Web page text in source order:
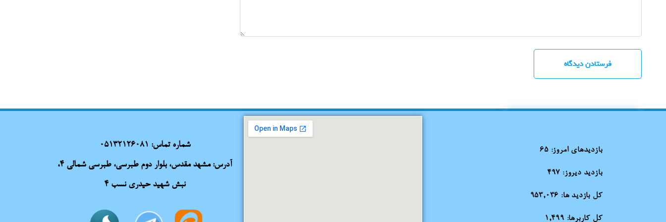
بازدیدهای امروز:65
بازدید دیروز: 497
کل بازدید ها: 953,036
کل کاربرها: 1,499
شماره تماس: 05132126081
آدرس: مشهد مقدس، بلوار دوم طبرسی، طبرسی شمالی 4،
نبش شهید حیدری نسب 4